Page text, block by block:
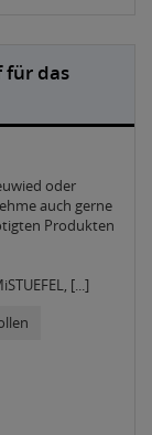
für das
oder
auch gerne
Produkten
[...]